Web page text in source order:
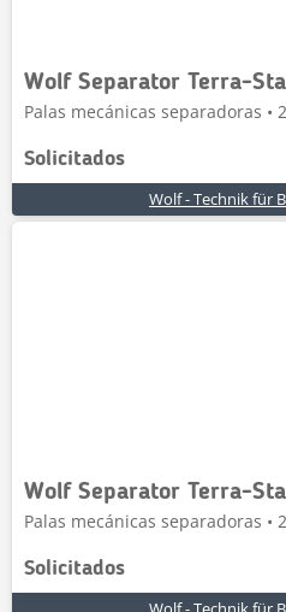
Wolf Separator Terra-
Palas mecánicas separadoras •
Solicitados
Wolf - Technik für
Wolf Separator Terra-
Palas mecánicas separadoras •
Solicitados